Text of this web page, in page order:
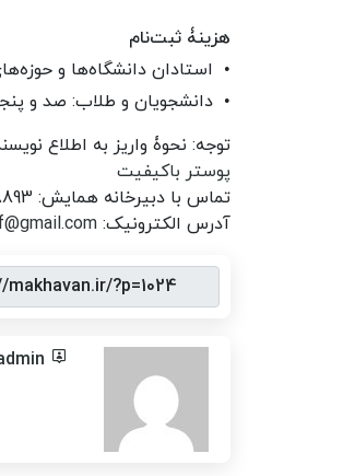
هزینۀ ثبت‌نام
استادان دانشگاه‌ها و
دانشجویان و طلاب: صد و
توجه: نحوۀ واریز به اطلاع
پوستر باکیفیت
تماس با دبیرخانه همایش:
آدرس الکترونیک: